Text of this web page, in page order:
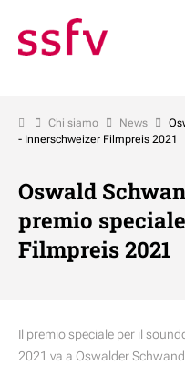
Chi siamo News
- Innerschweizer Filmpreis 2021
Oswald
premio
Filmpreis 2021
Il premio speciale per il
2021 va a Oswalder